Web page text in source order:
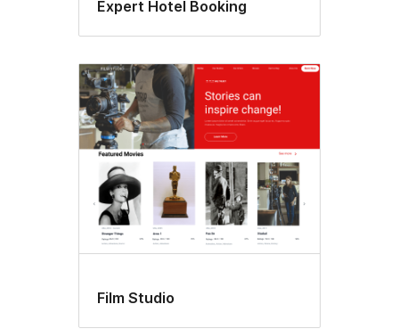
Expert Hotel Booking
Film Studio